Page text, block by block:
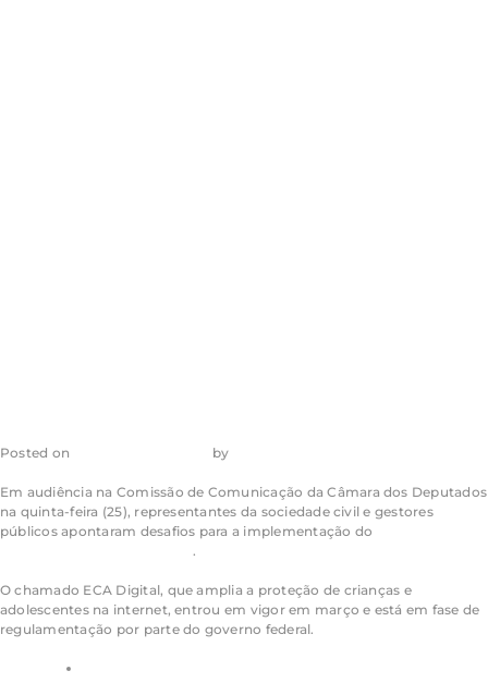
Posted on by
Em audiência na Comissão de Comunicação da Câmara dos Deputados
na quinta-feira (25), representantes da sociedade civil e gestores
públicos apontaram desafios para a implementação do
da Criança e do Adolescente.
O chamado ECA Digital, que amplia a proteção de crianças e
adolescentes na internet, entrou em vigor em março e está em fase de
regulamentação por parte do governo federal.